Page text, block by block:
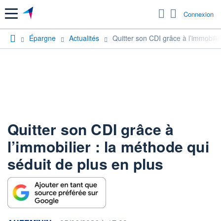
Menu Connexion
Épargne Actualités Quitter son CDI grâce à
Quitter son CDI grâce à
l’immobilier : la méthode qui
séduit de plus en plus